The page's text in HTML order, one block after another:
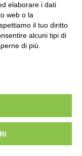
elaborare i dati
web o la
il tuo diritto
alcuni tipi di
di più.